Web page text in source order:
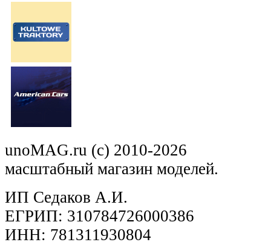
unoMAG.ru (c) 2010-2026
масштабный магазин моделей.
ИП Седаков А.И.
ЕГРИП: 310784726000386
ИНН: 781311930804